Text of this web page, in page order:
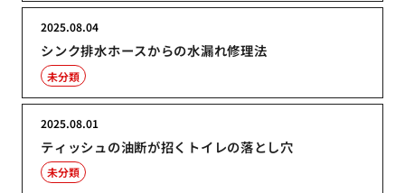
シンク排水ホースからの水漏れ修理法
2025.08.04
未分類
ティッシュの油断が招くトイレの落とし穴
2025.08.01
未分類